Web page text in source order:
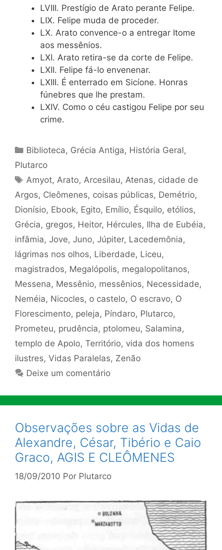
LVIII. Prestígio de Arato perante Felipe.
LIX. Felipe muda de proceder.
LX. Arato convence-o a entregar Itome
aos messênios.
LXI. Arato retira-se da corte de Felipe.
LXII. Felipe fá-lo envenenar.
LXIII. É enterrado em Sicíone. Honras
fúnebres que lhe prestam.
LXIV. Como o céu castigou Felipe por seu
crime.
Categorias
Biblioteca, Grécia Antiga, História Geral,
Plutarco
Tags
Amyot, Arato, Arcesilau, Atenas, cidade de
Argos, Cleômenes, coisas públicas, Demétrio,
Dionísio, Ebook, Egito, Emílio, Ésquilo, etólios,
Grécia, gregos, Heitor, Hércules, Ilha de Eubéia,
infâmia, Jove, Juno, Júpiter, Lacedemônia,
lágrimas nos olhos, Liberdade, Liceu,
magistrados, Megalópolis, megalopolitanos,
Messena, Messênio, messênios, Necessidade,
Neméia, Nicocles, o castelo, O escravo, O
Florescimento, peleja, Píndaro, Plutarco,
Prometeu, prudência, ptolomeu, Salamina,
templo de Apolo, Território, vida dos homens
ilustres, Vidas Paralelas, Zenão
Deixe um comentário
Observações sobre as Vidas de
Alexandre, César, Tibério e Caio
Graco, AGIS E CLEÔMENES
18/09/2010 Por Plutarco